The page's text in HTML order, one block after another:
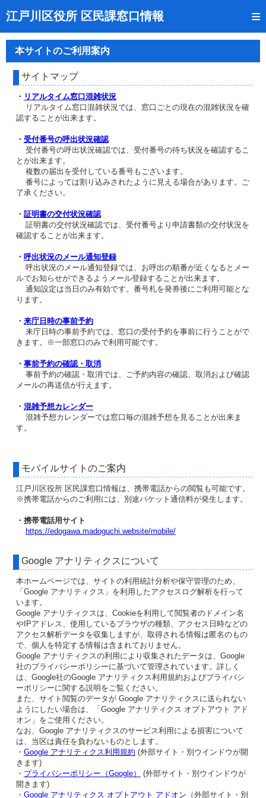
江戸川区役所 区民課窓口情報
トップページ
受付番号の呼出状況確認
証明書の交付状況確認
呼出状況のメール通知登録
来庁日時の事前予約
事前予約の確認・取消
混雑予想カレンダー
本サイトのご利用案内
本サイトのご利用案内
サイトマップ
・ リアルタイム窓口混雑状況
リアルタイム窓口混雑状況では、窓口ごとの現在の混雑状況を確
認することが出来ます。
・ 受付番号の呼出状況確認
受付番号の呼出状況確認では、受付番号の待ち状況を確認するこ
とが出来ます。
複数の届出を受付している番号もございます。
番号によっては割り込みされたように見える場合があります。ご
了承ください。
・ 証明書の交付状況確認
証明書の交付状況確認では、受付番号より申請書類の交付状況を
確認することが出来ます。
・ 呼出状況のメール通知登録
呼出状況のメール通知登録では、お呼出の順番が近くなるとメー
ルでお知らせができるようメール登録することが出来ます。
通知設定は当日のみ有効です。番号札を発券後にご利用可能とな
ります。
・ 来庁日時の事前予約
来庁日時の事前予約では、窓口の受付予約を事前に行うことがで
きます。※一部窓口のみで利用可能です。
・ 事前予約の確認・取消
事前予約の確認・取消では、ご予約内容の確認、取消および確認
メールの再送信が行えます。
・ 混雑予想カレンダー
混雑予想カレンダーでは窓口毎の混雑予想を見ることが出来ま
す。
モバイルサイトのご案内
江戸川区役所 区民課窓口情報は、携帯電話からの閲覧も可能です。
※携帯電話からのご利用には、別途パケット通信料が発生します。
・携帯電話用サイト
https://edogawa.madoguchi.website/mobile/
Google アナリティクスについて
本ホームページでは、サイトの利用統計分析や保守管理のため、
「Google アナリティクス」を利用したアクセスログ解析を行って
います。
Google アナリティクスは、Cookieを利用して閲覧者のドメイン名
やIPアドレス、使用しているブラウザの種類、アクセス日時などの
アクセス解析データを収集しますが、取得される情報は匿名のもの
で、個人を特定する情報は含まれておりません。
Google アナリティクスの利用により収集されたデータは、Google
社のプライバシーポリシーに基づいて管理されています。詳しく
は、Google社のGoogle アナリティクス利用規約およびプライバシ
ーポリシーに関する説明をご覧ください。
また、サイト閲覧のデータが Google アナリティクスに送られない
ようにしたい場合は、「Google アナリティクス オプトアウト アド
オン」をご使用ください。
なお、Google アナリティクスのサービス利用による損害について
は、当区は責任を負わないものとします。
・ Google アナリティクス利用規約 (外部サイト・別ウインドウが開
きます)
・ プライバシーポリシー（Google）
(外部サイト・別ウインドウが
開きます)
・ Google アナリティクス オプトアウト アドオン （外部サイト・別